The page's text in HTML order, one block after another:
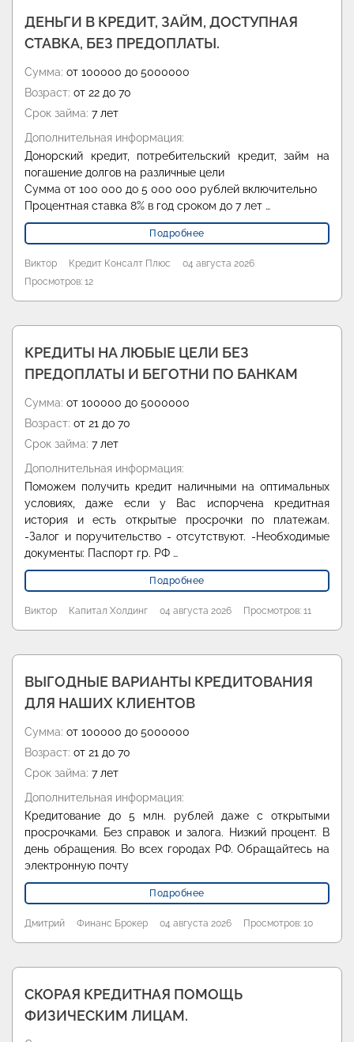
ДЕНЬГИ В КРЕДИТ, ЗАЙМ, ДОСТУПНАЯ
СТАВКА, БЕЗ ПРЕДОПЛАТЫ.
Сумма: от 100000 до 5000000
Возраст: от 22 до 70
Срок займа: 7 лет
Дополнительная информация:
Донорский кредит, потребительский кредит, займ на
погашение долгов на различные цели
Сумма от 100 000 до 5 000 000 рублей включительно
Процентная ставка 8% в год сроком до 7 лет …
Подробнее
Виктор Кредит Консалт Плюс
04 августа 2026
Просмотров: 12
КРЕДИТЫ НА ЛЮБЫЕ ЦЕЛИ БЕЗ
ПРЕДОПЛАТЫ И БЕГОТНИ ПО БАНКАМ
Сумма: от 100000 до 5000000
Возраст: от 21 до 70
Срок займа: 7 лет
Дополнительная информация:
Поможем получить кредит наличными на оптимальных
условиях, даже если у Вас испорчена кредитная
история и есть открытые просрочки по платежам.
-Залог и поручительство - отсутствуют. -Необходимые
документы: Паспорт гр. РФ …
Подробнее
Виктор Капитал Холдинг 04 августа 2026 Просмотров: 11
ВЫГОДНЫЕ ВАРИАНТЫ КРЕДИТОВАНИЯ
ДЛЯ НАШИХ КЛИЕНТОВ
Сумма: от 100000 до 5000000
Возраст: от 21 до 70
Срок займа: 7 лет
Дополнительная информация:
Кредитование до 5 млн. рублей даже с открытыми
просрочками. Без справок и залога. Низкий процент. В
день обращения. Во всех городах РФ. Обращайтесь на
электронную почту
Подробнее
Дмитрий Финанс Брокер 04 августа 2026 Просмотров: 10
СКОРАЯ КРЕДИТНАЯ ПОМОЩЬ
ФИЗИЧЕСКИМ ЛИЦАМ.